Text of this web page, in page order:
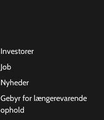
Investorer
Job
Nyheder
Gebyr for længerevarende
ophold